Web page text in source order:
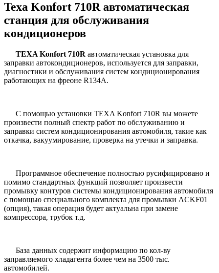
Texa Konfort 710R автоматическая
станция для обслуживания
кондиционеров
TEXA Konfort 710R автоматическая установка для
заправки автокондиционеров, используется для заправки,
диагностики и обслуживания систем кондиционирования
работающих на фреоне R134A.
С помощью установки TEXA Konfort 710R вы можете
произвести полный спектр работ по обслуживанию и
заправки систем кондиционирования автомобиля, такие как
откачка, вакуумирование, проверка на утечки и заправка.
Программное обеспечение полностью русифицировано и
помимо стандартных функций позволяет произвести
промывку контуров системы кондиционирования автомобиля
с помощью специального комплекта для промывки ACKF01
(опция), такая операция будет актуальна при замене
компрессора, трубок т.д.
База данных содержит информацию по кол-ву
заправляемого хладагента более чем на 3500 тыс.
автомобилей.